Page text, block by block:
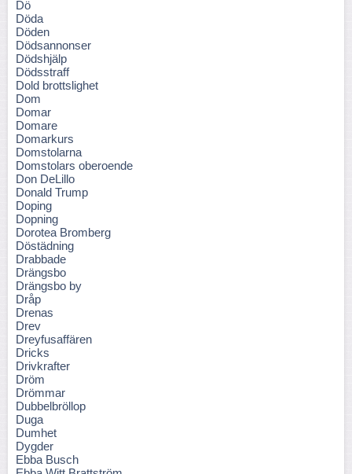
Dö
Döda
Döden
Dödsannonser
Dödshjälp
Dödsstraff
Dold brottslighet
Dom
Domar
Domare
Domarkurs
Domstolarna
Domstolars oberoende
Don DeLillo
Donald Trump
Doping
Dopning
Dorotea Bromberg
Döstädning
Drabbade
Drängsbo
Drängsbo by
Dråp
Drenas
Drev
Dreyfusaffären
Dricks
Drivkrafter
Dröm
Drömmar
Dubbelbröllop
Duga
Dumhet
Dygder
Ebba Busch